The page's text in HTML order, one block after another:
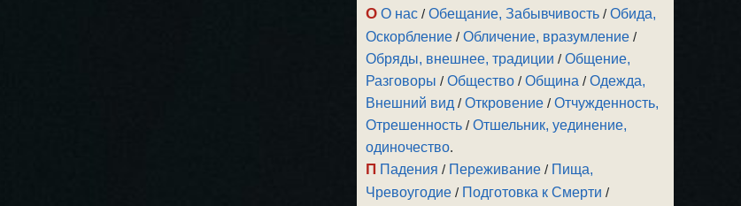
О О нас /Обещание, Забывчивость /Обида,
Оскорбление /Обличение, вразумление /
Обряды, внешнее, традиции /Общение,
Разговоры /Общество /Община /Одежда,
Внешний вид /Откровение /Отчужденность,
Отрешенность /Отшельник, уединение,
одиночество.
П Падения / Переживание / Пища,
Чревоугодие / Подготовка к Смерти /